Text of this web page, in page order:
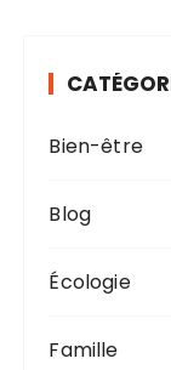
Bien-être
Blog
Écologie
Famille